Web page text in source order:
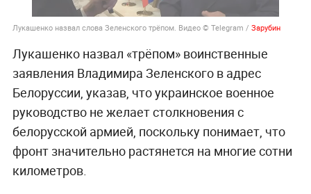
Лукашенко назвал слова Зеленского трёпом. Видео © Telegram / Зарубин
Лукашенко назвал «трёпом» воинственные
заявления Владимира Зеленского в адрес
Белоруссии, указав, что украинское военное
руководство не желает столкновения с
белорусской армией, поскольку понимает, что
фронт значительно растянется на многие сотни
километров.